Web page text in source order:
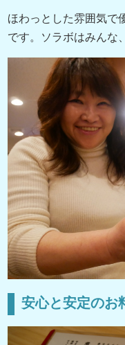
ほわっとした雰囲気で
です。ソラボはみんな
安心と安定のお